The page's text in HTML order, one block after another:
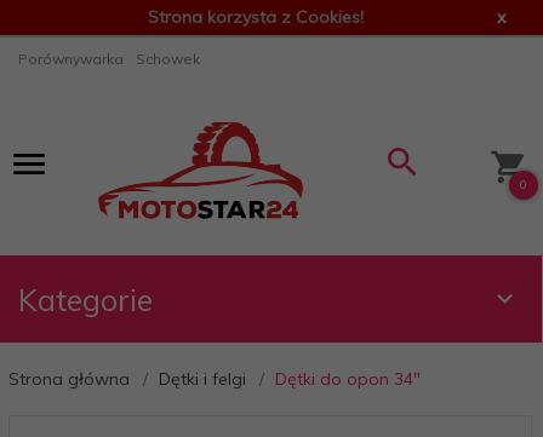
Strona korzysta z Cookies! x
Porównywarka Schowek
0
Kategorie
Strona główna Dętki i felgi Dętki do opon 34"